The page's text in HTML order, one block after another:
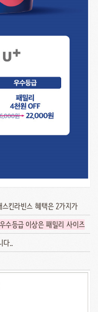
킨라빈스 혜택은 2가지가
수등급 이상은 패밀리 사이즈
다..